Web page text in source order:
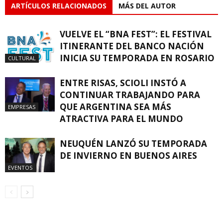
ARTÍCULOS RELACIONADOS MÁS DEL AUTOR
CULTURAL
VUELVE EL “BNA FEST”: EL FESTIVAL
ITINERANTE DEL BANCO NACIÓN
INICIA SU TEMPORADA EN ROSARIO
EMPRESAS
ENTRE RISAS, SCIOLI INSTÓ A
CONTINUAR TRABAJANDO PARA
QUE ARGENTINA SEA MÁS
ATRACTIVA PARA EL MUNDO
EVENTOS
NEUQUÉN LANZÓ SU TEMPORADA
DE INVIERNO EN BUENOS AIRES